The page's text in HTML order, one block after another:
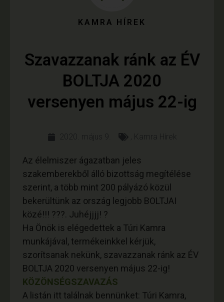
KAMRA HÍREK
Szavazzanak ránk az ÉV
BOLTJA 2020
versenyen május 22-ig
2020. május 9. , Kamra Hírek
Az élelmiszer ágazatban jeles
szakemberekből álló bizottság megítélése
szerint, a több mint 200 pályázó közül
bekerültünk az ország legjobb BOLTJAI
közé!!! ???. Juhéjjjj! ?
Ha Önök is elégedettek a Túri Kamra
munkájával, termékeinkkel kérjük,
szorítsanak nekünk, szavazzanak ránk az ÉV
BOLTJA 2020 versenyen május 22-ig!
KÖZÖNSÉGSZAVAZÁS
A listán itt találnak bennünket: Túri Kamra,